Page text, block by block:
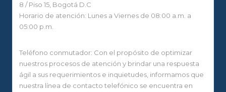
8 / Piso 15, Bogotá D.C
Horario de atención: Lunes a Viernes de 08:00 a.m. a
05:00 p.m.
Teléfono conmutador: Con el propósito de optimizar
nuestros procesos de atención y brindar una respuesta
ágil a sus requerimientos e inquietudes, informamos que
nuestra línea de contacto telefónico se encuentra en